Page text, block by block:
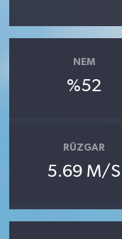
NEM
%52
RÜZGAR
5.69 M/S